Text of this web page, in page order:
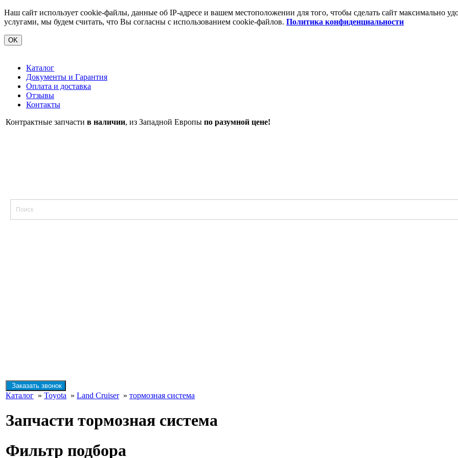
Наш сайт использует cookie-файлы, данные об IP-адресе и вашем местоположении для того, чтобы сделать сайт максимально
услугами, мы будем считать, что Вы согласны с использованием cookie-файлов. Политика конфиденциальности
OK
Каталог
Документы и Гарантия
Оплата и доставка
Отзывы
Контакты
Контрактные запчасти в наличии, из Западной Европы по разумной цене!
Заказать звонок
Каталог » Toyota » Land Cruiser» тормозная система
Запчасти тормозная система
Фильтр подбора